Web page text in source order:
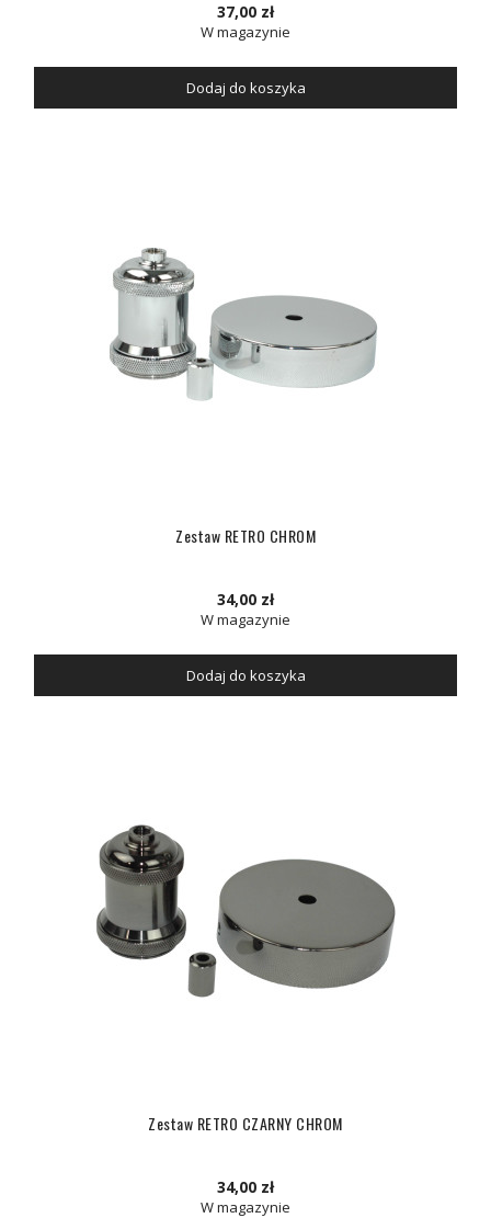
37,00 zł
W magazynie
Dodaj do koszyka
Zestaw RETRO CHROM
34,00 zł
W magazynie
Dodaj do koszyka
Zestaw RETRO CZARNY CHROM
34,00 zł
W magazynie